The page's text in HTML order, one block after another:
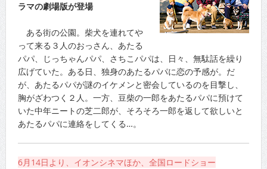
ラマの劇場版が登場
ある街の公園。柴犬を連れてや
って来る３人のおっさん、あたる
パパ、じっちゃんパパ、さちこパパは、日々、無駄話を繰り
広げていた。ある日、独身のあたるパパに恋の予感が。だ
が、あたるパパが謎のイケメンと密会しているのを目撃し、
胸がざわつく２人。一方、豆柴の一郎をあたるパパに預けて
いた中年ニートの芝二郎が、そろそろ一郎を返して欲しいと
あたるパパに連絡をしてくる…。
6月14日より、イオンシネマほか、全国ロードショー